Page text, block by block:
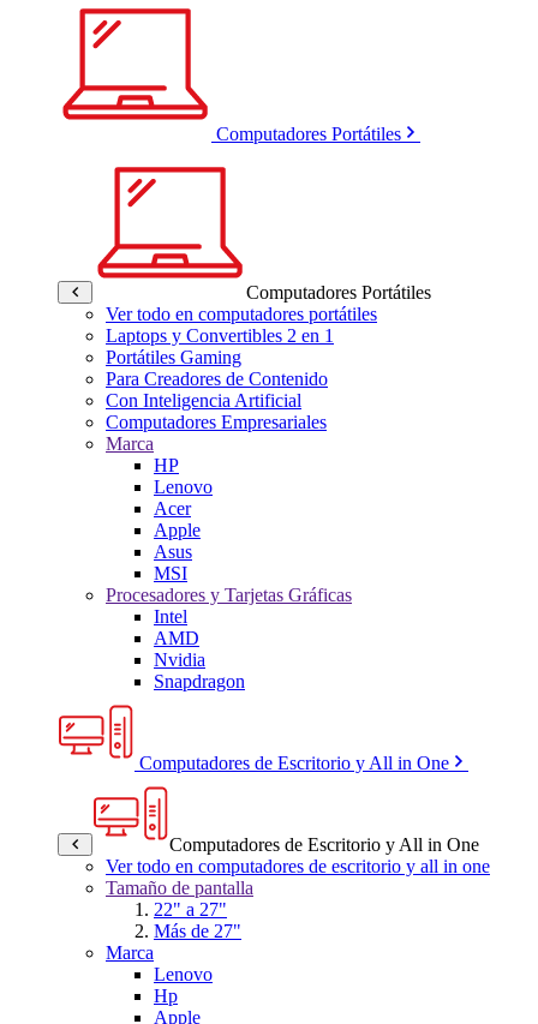
Computadores Portátiles
Computadores Portátiles
Ver todo en computadores portátiles
Laptops y Convertibles 2 en 1
Portátiles Gaming
Para Creadores de Contenido
Con Inteligencia Artificial
Computadores Empresariales
Marca
HP
Lenovo
Acer
Apple
Asus
MSI
Procesadores y Tarjetas Gráficas
Intel
AMD
Nvidia
Snapdragon
Computadores de Escritorio y All in One
Computadores de Escritorio y All in One
Ver todo en computadores de escritorio y all in one
Tamaño de pantalla
22" a 27"
Más de 27"
Marca
Lenovo
Hp
Apple